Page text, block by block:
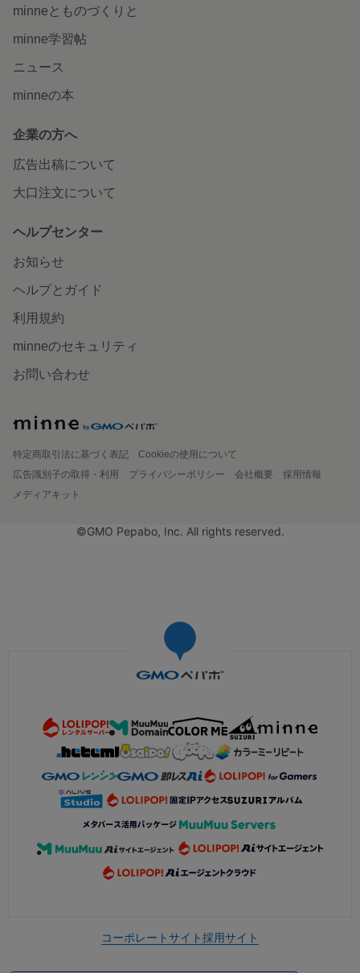
minneとものづくりと
minne学習帖
ニュース
minneの本
企業の方へ
広告出稿について
大口注文について
ヘルプセンター
お知らせ
ヘルプとガイド
利用規約
minneのセキュリティ
お問い合わせ
特定商取引法に基づく表記
Cookieの使用について
広告識別子の取得・利用
プライバシーポリシー 会社概要
採用情報
メディアキット
©GMO Pepabo, Inc. All rights reserved.
コーポレートサイト採用サイト